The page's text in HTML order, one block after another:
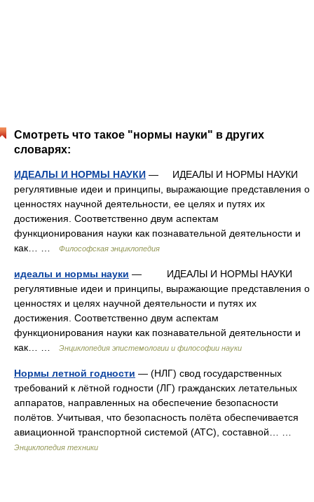
Смотреть что такое "нормы науки" в других
словарях:
ИДЕАЛЫ И НОРМЫ НАУКИ — ИДЕАЛЫ И НОРМЫ НАУКИ
регулятивные идеи и принципы, выражающие представления о
ценностях научной деятельности, ее целях и путях их
достижения. Соответственно двум аспектам
функционирования науки как познавательной деятельности и
как… …
Философская энциклопедия
идеалы и нормы науки — ИДЕАЛЫ И НОРМЫ НАУКИ
регулятивные идеи и принципы, выражающие представления о
ценностях и целях научной деятельности и путях их
достижения. Соответственно двум аспектам
функционирования науки как познавательной деятельности и
как… …
Энциклопедия эпистемологии и философии науки
Нормы летной годности — (НЛГ) свод государственных
требований к лётной годности (ЛГ) гражданских летательных
аппаратов, направленных на обеспечение безопасности
полётов. Учитывая, что безопасность полёта обеспечивается
авиационной транспортной системой (АТС), составной… …
Энциклопедия техники